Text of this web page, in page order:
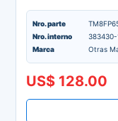
Nro. parte
Nro. interno
383430-
Marca
Otras
US$ 128.00